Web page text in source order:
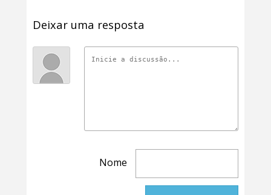
Deixar uma resposta
Nome